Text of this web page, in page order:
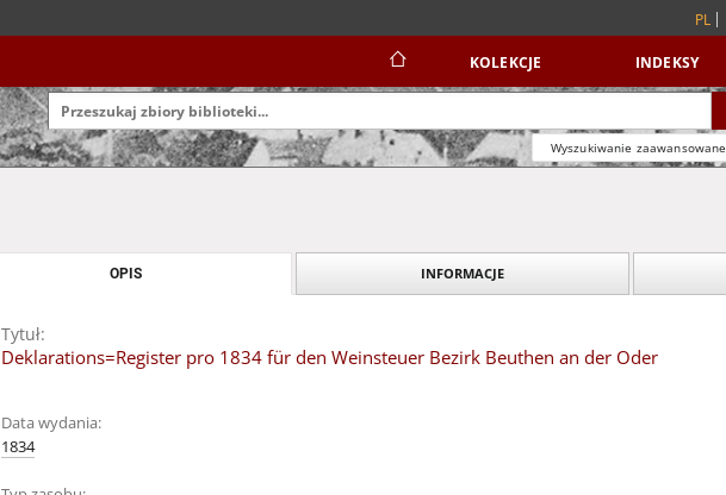
PL
KOLEKCJE INDEKSY
Wyszukiwanie zaawansowane
OPIS INFORMACJE
Tytuł:
Deklarations=Register pro 1834 für den Weinsteuer Bezirk Beuthen an der Oder
Data wydania:
1834